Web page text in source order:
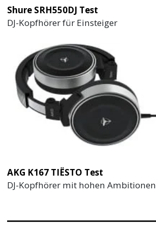
Shure SRH550DJ Test
DJ-Kopfhörer für Einsteiger
AKG K167 TIËSTO Test
DJ-Kopfhörer mit hohen Ambitionen